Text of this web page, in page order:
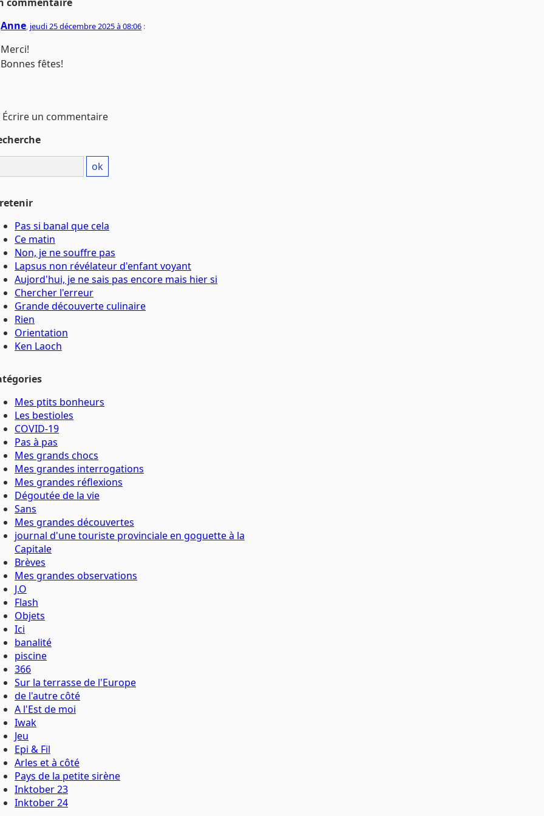
Anne, jeudi 25 décembre 2025 à 08:06 :
Merci!
Bonnes fêtes!
Écrire un commentaire
Pas si banal que cela
Ce matin
Non, je ne souffre pas
Lapsus non révélateur d'enfant voyant
Aujord'hui, je ne sais pas encore mais hier si
Chercher l'erreur
Grande découverte culinaire
Rien
Orientation
Ken Laoch
Mes ptits bonheurs
Les bestioles
COVID-19
Pas à pas
Mes grands chocs
Mes grandes interrogations
Mes grandes réflexions
Dégoutée de la vie
Sans
Mes grandes découvertes
journal d'une touriste provinciale en goguette à la
Capitale
Brèves
Mes grandes observations
J.O
Flash
Objets
Ici
banalité
piscine
366
Sur la terrasse de l'Europe
de l'autre côté
A l'Est de moi
Iwak
Jeu
Epi & Fil
Arles et à côté
Pays de la petite sirène
Inktober 23
Inktober 24